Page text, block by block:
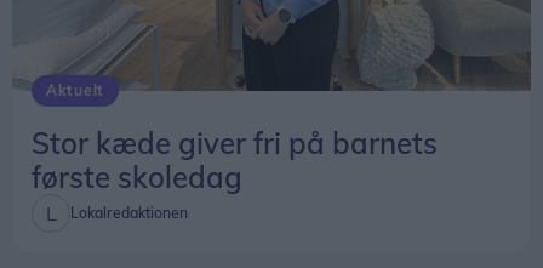
her.
Aktuelt
Stor kæde giver fri på barnets
første skoledag
Lokalredaktionen